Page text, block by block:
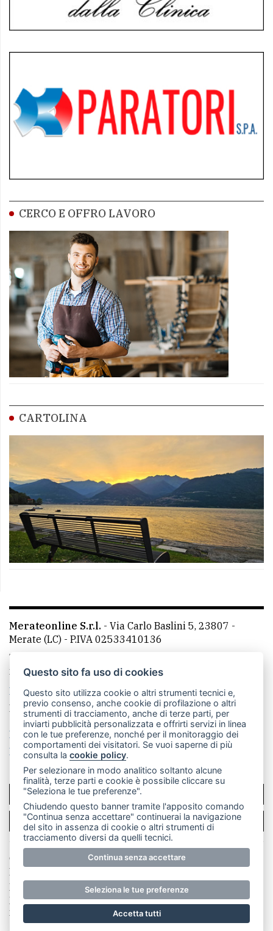
CERCO E OFFRO LAVORO
CARTOLINA
Merateonline S.r.l. - Via Carlo Baslini 5, 23807 -
Merate (LC) - P.IVA 02533410136
Telefono:
mail: redazione@leccoonline.com
La redazione
MerateOnline CasateOnline
RSS
Made by VIP
Privacy policy
Cookie policy
Rivedi le tue scelte sui cookie
SCRIVICI
PER LA TUA PUBBLICITÀ
© Copyright Merateonline S.r.l. - Tutti i diritti riservati.
E' proibita la riproduzione e pubblicazione anche
parziale di testi, articoli e immagini senza la
preventiva autorizzazione scritta dell'editore. RI Lecco
numero Rea LC 291.277 - Capitale sociale 10.329,14 €
Questo sito fa uso di cookies
Questo sito utilizza cookie o altri strumenti tecnici e,
previo consenso, anche cookie di profilazione o altri
strumenti di tracciamento, anche di terze parti, per
inviarti pubblicità personalizzata e offrirti servizi in linea
con le tue preferenze, nonché per il monitoraggio dei
comportamenti dei visitatori. Se vuoi saperne di più
consulta lacookie policy.
Per selezionare in modo analitico soltanto alcune
finalità, terze parti e cookie è possibile cliccare su
"Seleziona le tue preferenze".
Chiudendo questo banner tramite l'apposito comando
"Continua senza accettare" continuerai la navigazione
del sito in assenza di cookie o altri strumenti di
tracciamento diversi da quelli tecnici.
Continua senza accettare
Seleziona le tue preferenze
Accetta tutti